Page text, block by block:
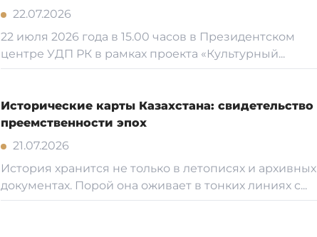
22.07.2026
22 июля 2026 года в 15.00 часов в Президентском
центре УДП РК в рамках проекта «Культурный...
Исторические карты Казахстана: свидетельство
преемственности эпох
21.07.2026
История хранится не только в летописях и архивных
документах. Порой она оживает в тонких линиях с...